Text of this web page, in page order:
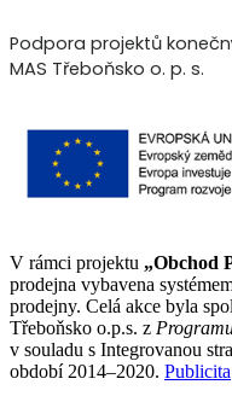
Podpora projektů
MAS Třeboňsko o. p. s.
V rámci projektu „Obchod
prodejna vybavena
prodejny. Celá akce byla
Třeboňsko o.p.s. z
v souladu s Integrovanou
období 2014–2020. Publicita